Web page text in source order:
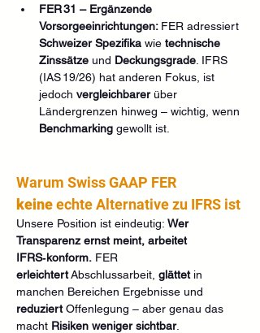
FER 31 – Ergänzende
Vorsorgeeinrichtungen: FER adressiert
Schweizer Spezifika wie technische
Zinssätze und Deckungsgrade . IFRS
(IAS 19/26) hat anderen Fokus, ist
jedoch vergleichbarer über
Ländergrenzen hinweg – wichtig, wenn
Benchmarking gewollt ist.
Warum Swiss GAAP FER
keine echte Alternative zu IFRS ist
Unsere Position ist eindeutig: Wer
Transparenz ernst meint, arbeitet
IFRS‑konform. FER
erleichtert Abschlussarbeit, glättet in
manchen Bereichen Ergebnisse und
reduziert Offenlegung – aber genau das
macht Risiken weniger sichtbar.